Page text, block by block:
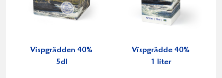
Vispgrädden 40%
5dl
Vispgrädde 40%
1 liter